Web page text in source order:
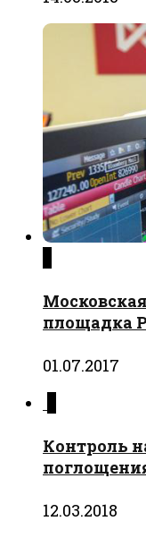
площадка
01.07.2017
Контроль
12.03.2018